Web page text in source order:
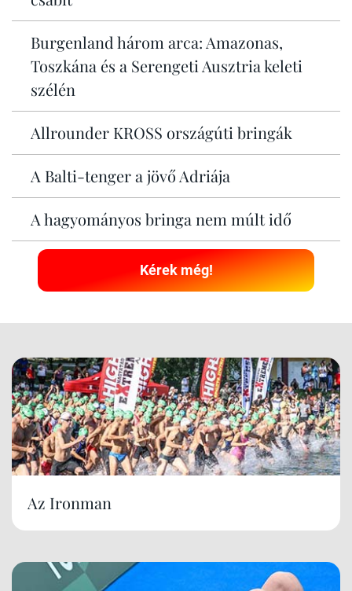
Burgenland három arca: Amazonas,
Toszkána és a Serengeti Ausztria keleti
szélén
Allrounder KROSS országúti bringák
A Balti-tenger a jövő Adriája
A hagyományos bringa nem múlt idő
Kérek még!
Az Ironman